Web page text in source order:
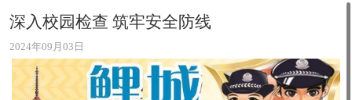
深入校园检查 筑牢安全防线
2024年09月03日